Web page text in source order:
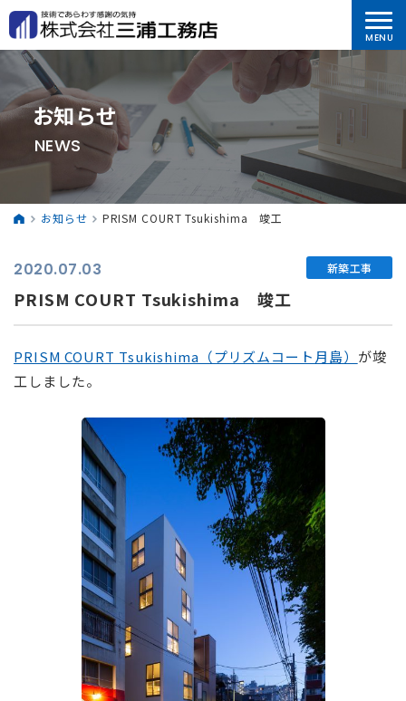
お知らせ
NEWS
お知らせ PRISM COURT Tsukishima 竣工
2020.07.03 新築工事
PRISM COURT Tsukishima 竣工
PRISM COURT Tsukishima（プリズムコート月島） が竣
工しました。